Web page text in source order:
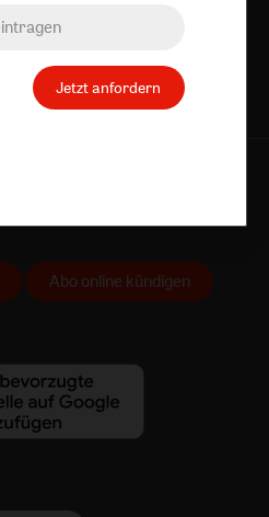
Abo online kündigen
Jetzt anfordern